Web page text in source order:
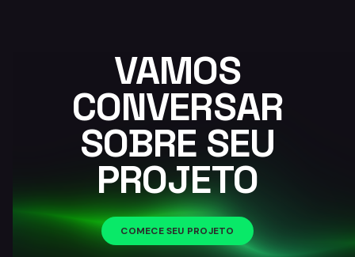
VAMOS
CONVERSAR
SOBRE SEU
PROJETO
COMECE SEU PROJETO